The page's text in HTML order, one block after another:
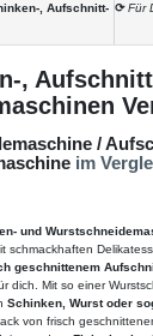
, Aufschnitt- ⟳ Für
,
/
im
und
schmackhaften
geschnittenem
dich. Mit so einer
Schinken, Wurst oder
von frisch